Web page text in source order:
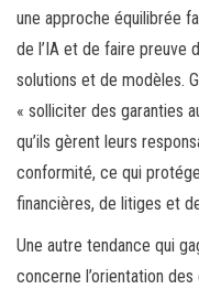
une approche équilibrée
de l’IA et de faire preuve
solutions et de modèles.
« solliciter des garanties
qu’ils gèrent leurs
conformité, ce qui
financières, de litiges et
Une autre tendance qui
concerne l’orientation